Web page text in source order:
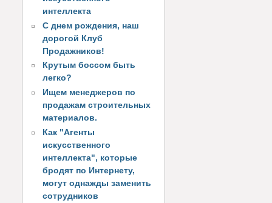
интеллекта
С днем рождения, наш
дорогой Клуб
Продажников!
Крутым боссом быть
легко?
Ищем менеджеров по
продажам строительных
материалов.
Как "Агенты
искусственного
интеллекта", которые
бродят по Интернету,
могут однажды заменить
сотрудников